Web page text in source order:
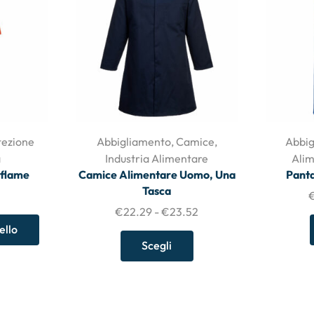
Abbigliamento, Camice,
Industria Alimentare
Camice Alimentare Uomo, Una
Tasca
€22.29 -€23.52
Scegli